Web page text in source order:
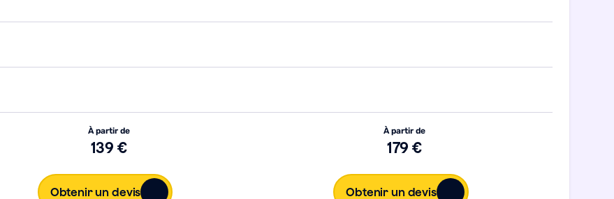
À partir de
139 €
À partir de
179 €
Obtenir un devis Obtenir un devis